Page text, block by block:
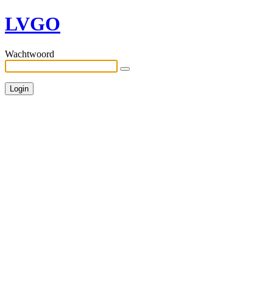
LVGO
Wachtwoord